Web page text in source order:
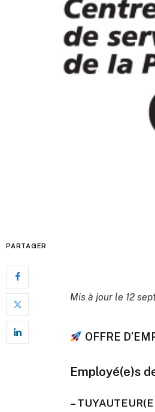
PARTAGER
Mis à jour le 12
OFFRE
Employé(e)s
–